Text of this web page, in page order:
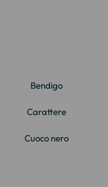
Bendigo
Carattere
Cuoco nero